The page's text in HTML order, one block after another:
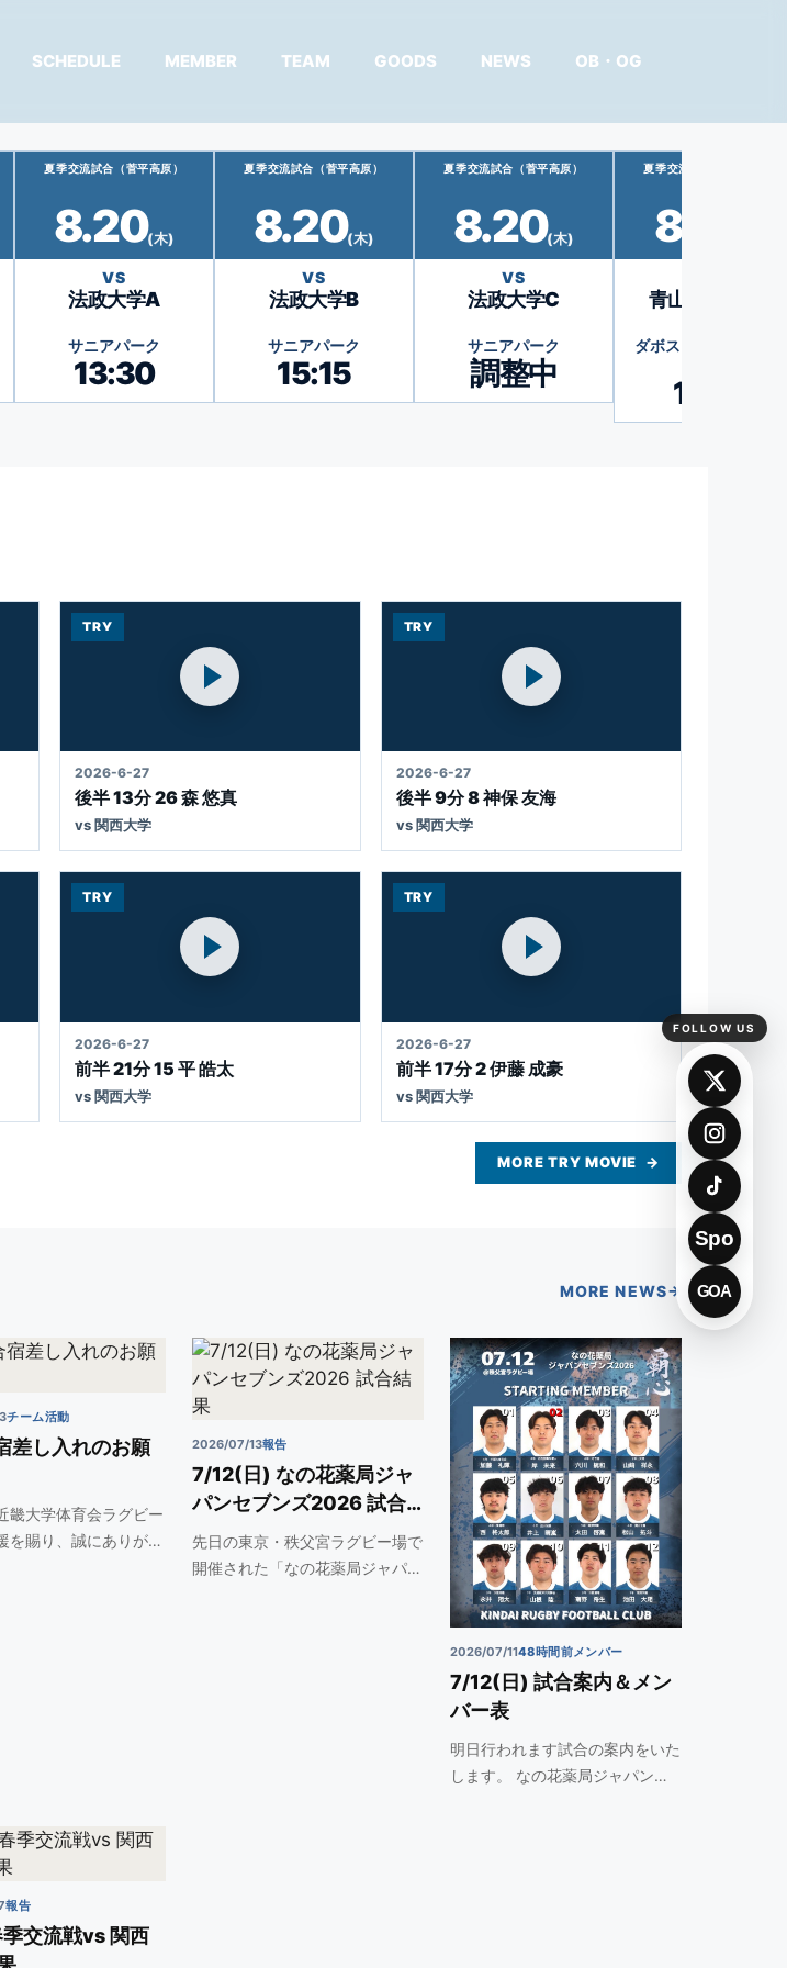
SCHEDULE MEMBER TEAM GOODS NEWS OB・OG
夏季交流試合（菅平高原）
8.20(木)
VS
法政大学A
サニアパーク
13:30
夏季交流試合（菅平高原）
8.20(木)
VS
法政大学B
サニアパーク
15:15
夏季交流試合（菅平高原）
8.20(木)
VS
法政大学C
サニアパーク
調整中
夏季交流試合（菅平高原）
8.23
青山学院大学A
ダボスタカシマヤ46
13:30
MOVIE
TRY
2026-6-27
後半 13分 26 森 悠真
vs 関西大学
MOVIE
TRY
2026-6-27
後半 9分 8 神保 友海
vs 関西大学
MOVIE
TRY
2026-6-27
前半 21分 15 平 皓太
vs 関西大学
MOVIE
TRY
2026-6-27
前半 17分 2 伊藤 成豪
vs 関西大学
MORE TRY MOVIE
MORE NEWS
チーム活動
差し入れのお願
畿大学体育会ラグビー
を賜り、誠にありが
2026/07/13報告
7/12(日) なの花薬局ジャ
パンセブンズ2026 試合
結果
先日の東京・秩父宮ラグビー場で
開催された「なの花薬局ジャパ
2026/07/1148時間前メンバー
7/12(日) 試合案内＆メン
バー表
明日行われます試合の案内をいた
します。 なの花薬局ジャパン
報告
交流戦vs 関西
FOLLOW US
Spo
GOA